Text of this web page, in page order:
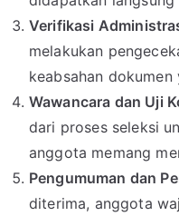
Verifikasi
melakukan
keabsahan
Wawancara dan Uji
dari proses seleksi
anggota memang
Pengumuman dan
diterima, anggota